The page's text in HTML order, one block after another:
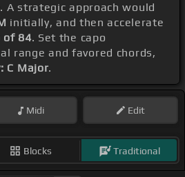
A strategic approach would
initially, and then accelerate
of 84. Set the capo
range and favored chords,
C Major.
Midi Edit
Blocks Traditional